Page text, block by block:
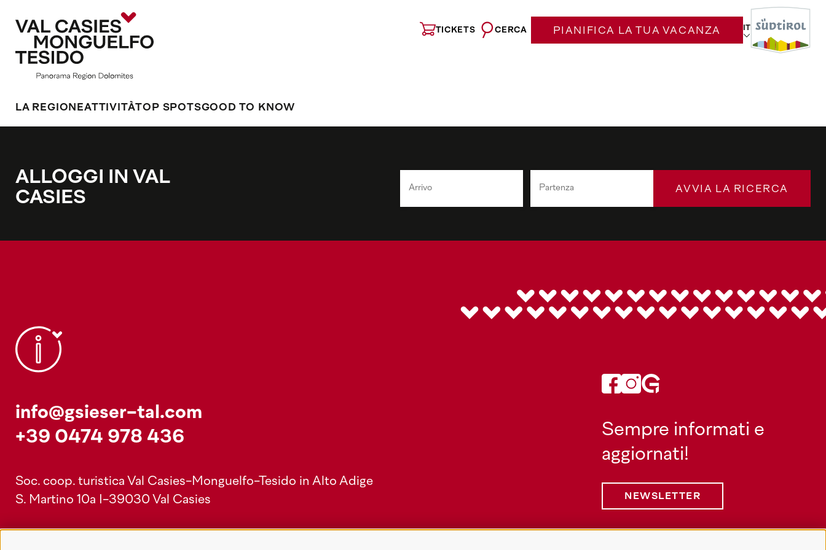
TICKETS CERCA PIANIFICA LA TUA VACANZA IT
LA REGIONEATTIVITÀ TOP SPOTSGOOD TO KNOW
ALLOGGI IN VAL
CASIES
AVVIA LA RICERCA
info@gsieser-tal.com
+39 0474 978 436
Soc. coop. turistica Val Casies-Monguelfo-Tesido in Alto Adige
S. Martino 10a I-39030 Val Casies
Sempre informati e
aggiornati!
NEWSLETTER